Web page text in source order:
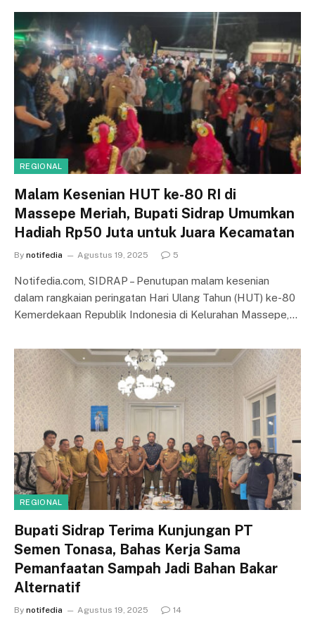
REGIONAL
Malam Kesenian HUT ke-80 RI di
Massepe Meriah, Bupati Sidrap Umumkan
Hadiah Rp50 Juta untuk Juara Kecamatan
By notifedia Agustus 19, 2025 5
Notifedia.com, SIDRAP – Penutupan malam kesenian
dalam rangkaian peringatan Hari Ulang Tahun (HUT) ke-80
Kemerdekaan Republik Indonesia di Kelurahan Massepe,…
REGIONAL
Bupati Sidrap Terima Kunjungan PT
Semen Tonasa, Bahas Kerja Sama
Pemanfaatan Sampah Jadi Bahan Bakar
Alternatif
By notifedia Agustus 19, 2025 14